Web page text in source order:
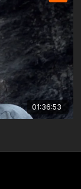
01:36:53